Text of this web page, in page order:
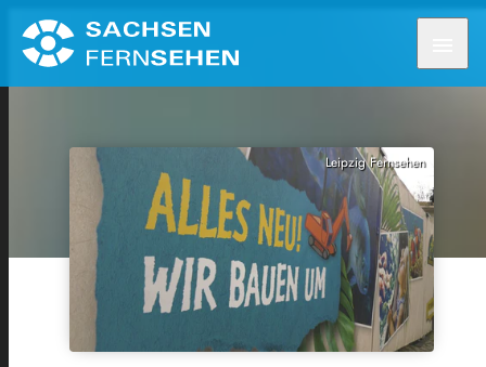
Leipzig Fernsehen